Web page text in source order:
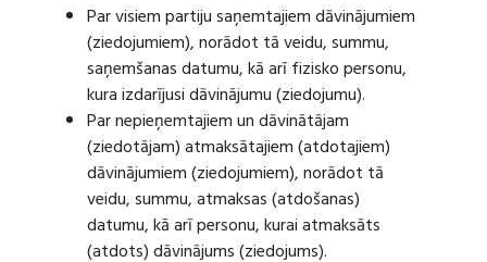
Par visiem partiju saņemtajiem dāvinājumiem
(ziedojumiem), norādot tā veidu, summu,
saņemšanas datumu, kā arī fizisko personu,
kura izdarījusi dāvinājumu (ziedojumu).
Par nepieņemtajiem un dāvinātājam
(ziedotājam) atmaksātajiem (atdotajiem)
dāvinājumiem (ziedojumiem), norādot tā
veidu, summu, atmaksas (atdošanas)
datumu, kā arī personu, kurai atmaksāts
(atdots) dāvinājums (ziedojums).